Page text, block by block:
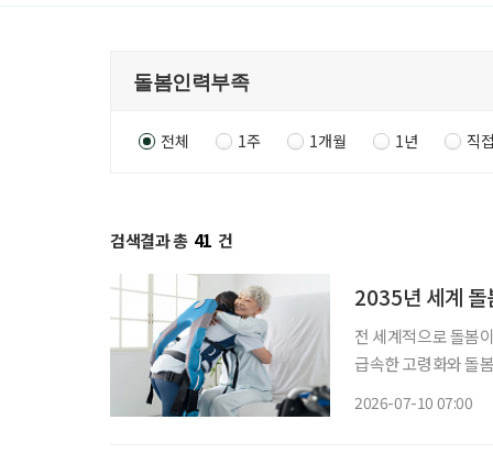
전체 1주 1개월 1년 직
검색결과 총 41 건
2035년 세계 돌
전 세계적으로 돌봄
급속한 고령화와 돌
2026-07-10 07:00